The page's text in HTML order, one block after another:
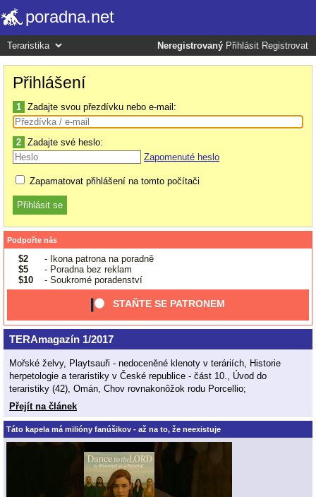
poradna.net
Neregistrovaný Přihlásit Registrovat
Přihlášení
1 Zadajte svou přezdívku nebo e-mail:
2 Zadajte své heslo:
Zapomenuté heslo
Zapamatovat přihlášení na tomto počítači
Podpořte nás
$2
- Ikona patrona na poradně
$5
- Poradna bez reklam
$10
- Soukromé poradenství
STAŇTE SE PATRONEM
TERAmagazín 1/2017
Mořské želvy, Playtsauři - nedoceněné klenoty v teráriích, Historie
herpetologie a teraristiky v České republice - část 10., Úvod do
teraristiky (42), Omán, Chov rovnakonôžok rodu Porcellio;
Přejít na článek
Táto kapela má milióny fanúšikov - až na to, že neexistuje